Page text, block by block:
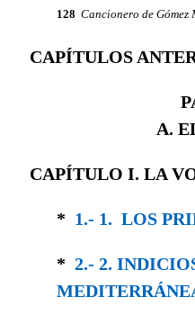
128 Cancionero de Gómez
CAPÍTULOS
A.
CAPÍTULO I. LA
* 1.- 1. LOS
* 2.- 2.